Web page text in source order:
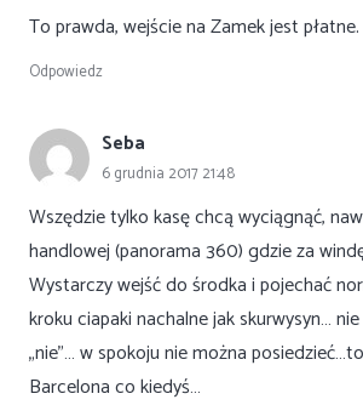
To prawda, wejście na Zamek jest płatne.
Odpowiedz
Seba
6 grudnia 2017 21:48
Wszędzie tylko kasę chcą wyciągnąć,
handlowej (panorama 360) gdzie za
Wystarczy wejść do środka i pojechać
kroku ciapaki nachalne jak skurwysyn…
„nie”… w spokoju nie można
Barcelona co kiedyś…